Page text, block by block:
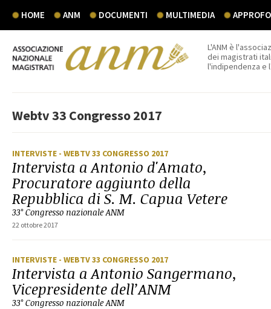
HOME ANM DOCUMENTI MULTIMEDIA
L'ANM è
dei magistrati
l'indipendenza e
Webtv 33 Congresso 2017
INTERVISTE - WEBTV 33 CONGRESSO 2017
Intervista a Antonio d'Amato,
Procuratore aggiunto della
Repubblica di S. M. Capua Vetere
33° Congresso nazionale ANM
22 ottobre 2017
INTERVISTE - WEBTV 33 CONGRESSO 2017
Intervista a Antonio Sangermano,
Vicepresidente dell’ANM
33° Congresso nazionale ANM